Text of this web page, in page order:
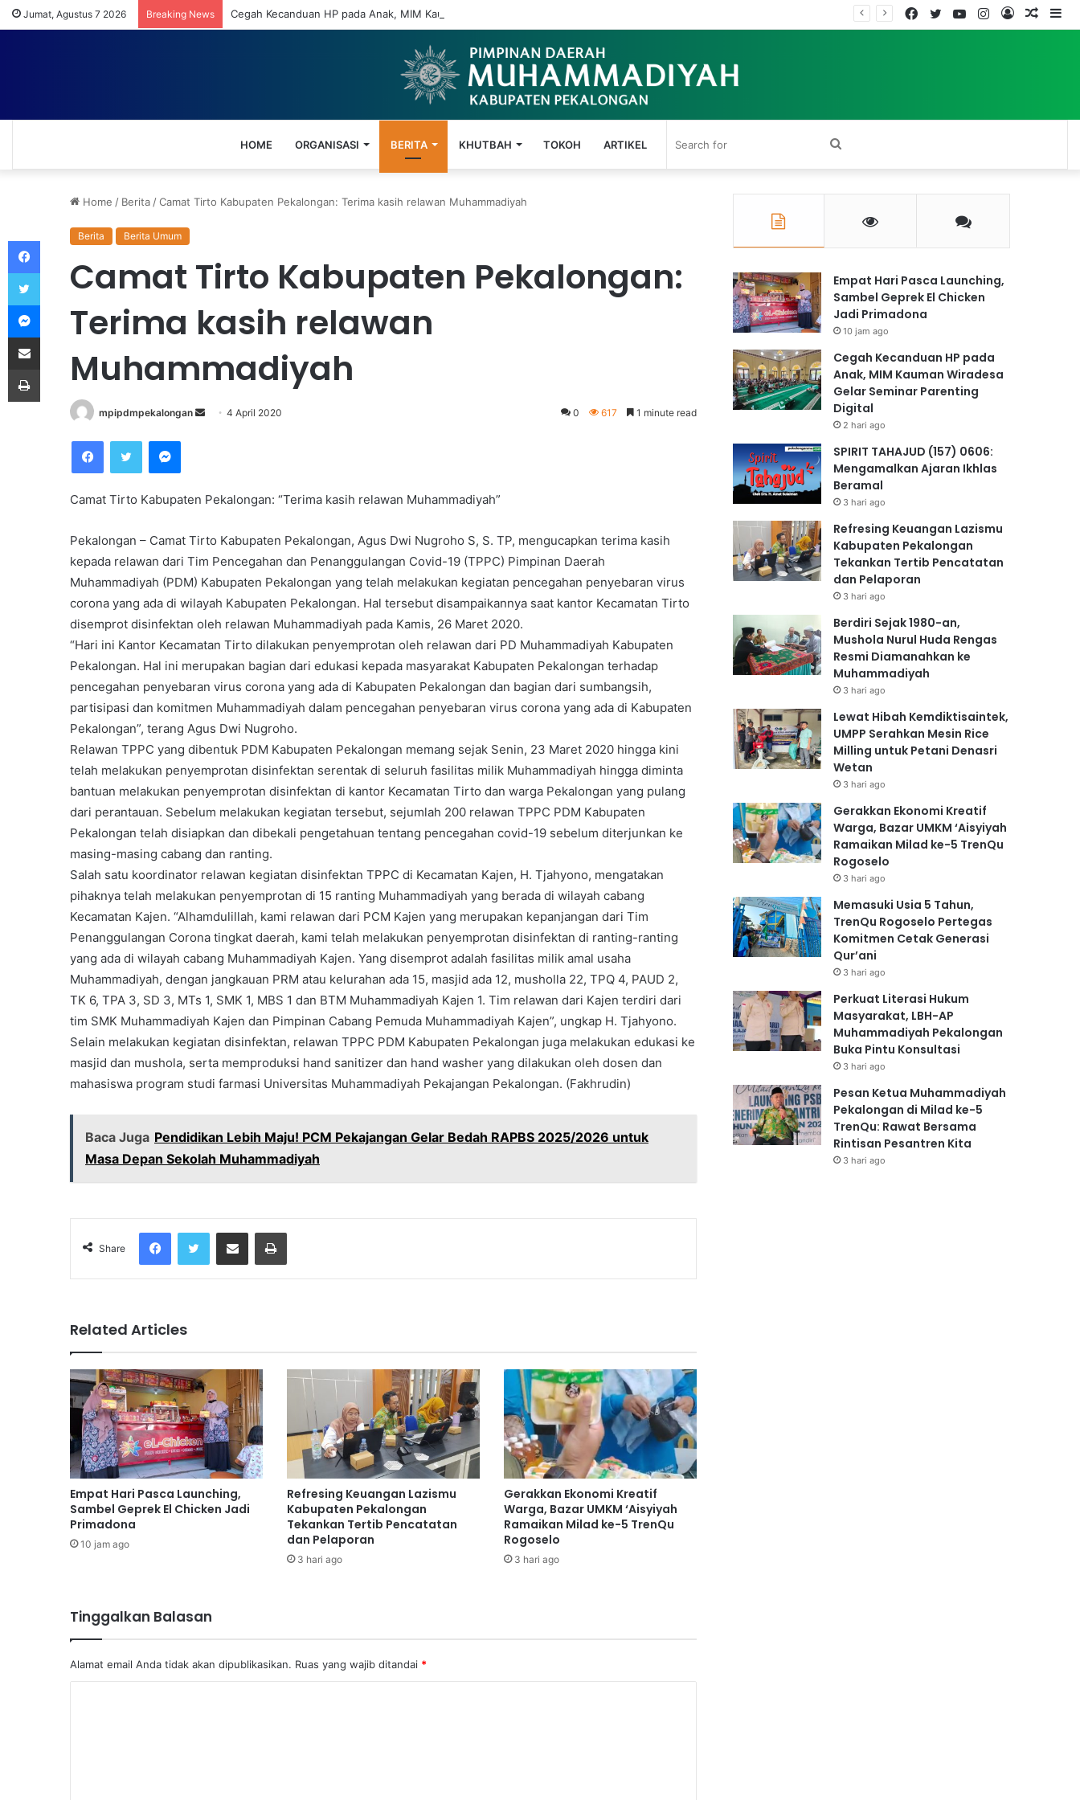
Jumat, Agustus 7 2026 Breaking News Cegah Kecanduan HP pada Anak, MIM Kauman Wiradesa Gelar Seminar Parenting Digital
Log
Instagram
YouTube
Twitter
Facebook
HOME ORGANISASI BERITA KHUTBAH TOKOH ARTIKEL Search
for
Home / Berita /Camat Tirto Kabupaten Pekalongan: Terima kasih relawan Muhammadiyah
Berita Berita Umum
Camat Tirto Kabupaten Pekalongan:
Terima kasih relawan
Muhammadiyah
mpipdmpekalongan
m
a
i
l
4 April 2020 0 617 1 minute read
Camat Tirto Kabupaten Pekalongan: “Terima kasih relawan Muhammadiyah”
Pekalongan – Camat Tirto Kabupaten Pekalongan, Agus Dwi Nugroho S, S. TP, mengucapkan terima kasih
kepada relawan dari Tim Pencegahan dan Penanggulangan Covid-19 (TPPC) Pimpinan Daerah
Muhammadiyah (PDM) Kabupaten Pekalongan yang telah melakukan kegiatan pencegahan penyebaran virus
corona yang ada di wilayah Kabupaten Pekalongan. Hal tersebut disampaikannya saat kantor Kecamatan Tirto
disemprot disinfektan oleh relawan Muhammadiyah pada Kamis, 26 Maret 2020.
“Hari ini Kantor Kecamatan Tirto dilakukan penyemprotan oleh relawan dari PD Muhammadiyah Kabupaten
Pekalongan. Hal ini merupakan bagian dari edukasi kepada masyarakat Kabupaten Pekalongan terhadap
pencegahan penyebaran virus corona yang ada di Kabupaten Pekalongan dan bagian dari sumbangsih,
partisipasi dan komitmen Muhammadiyah dalam pencegahan penyebaran virus corona yang ada di Kabupaten
Pekalongan”, terang Agus Dwi Nugroho.
Relawan TPPC yang dibentuk PDM Kabupaten Pekalongan memang sejak Senin, 23 Maret 2020 hingga kini
telah melakukan penyemprotan disinfektan serentak di seluruh fasilitas milik Muhammadiyah hingga diminta
bantuan melakukan penyemprotan disinfektan di kantor Kecamatan Tirto dan warga Pekalongan yang pulang
dari perantauan. Sebelum melakukan kegiatan tersebut, sejumlah 200 relawan TPPC PDM Kabupaten
Pekalongan telah disiapkan dan dibekali pengetahuan tentang pencegahan covid-19 sebelum diterjunkan ke
masing-masing cabang dan ranting.
Salah satu koordinator relawan kegiatan disinfektan TPPC di Kecamatan Kajen, H. Tjahyono, mengatakan
pihaknya telah melakukan penyemprotan di 15 ranting Muhammadiyah yang berada di wilayah cabang
Kecamatan Kajen. “Alhamdulillah, kami relawan dari PCM Kajen yang merupakan kepanjangan dari Tim
Penanggulangan Corona tingkat daerah, kami telah melakukan penyemprotan disinfektan di ranting-ranting
yang ada di wilayah cabang Muhammadiyah Kajen. Yang disemprot adalah fasilitas milik amal usaha
Muhammadiyah, dengan jangkauan PRM atau kelurahan ada 15, masjid ada 12, musholla 22, TPQ 4, PAUD 2,
TK 6, TPA 3, SD 3, MTs 1, SMK 1, MBS 1 dan BTM Muhammadiyah Kajen 1. Tim relawan dari Kajen terdiri dari
tim SMK Muhammadiyah Kajen dan Pimpinan Cabang Pemuda Muhammadiyah Kajen”, ungkap H. Tjahyono.
Selain melakukan kegiatan disinfektan, relawan TPPC PDM Kabupaten Pekalongan juga melakukan edukasi ke
masjid dan mushola, serta memproduksi hand sanitizer dan hand washer yang dilakukan oleh dosen dan
mahasiswa program studi farmasi Universitas Muhammadiyah Pekajangan Pekalongan. (Fakhrudin)
Baca Juga Pendidikan Lebih Maju! PCM Pekajangan Gelar Bedah RAPBS 2025/2026 untuk
Masa Depan Sekolah Muhammadiyah
Share
Related Articles
Empat Hari Pasca Launching,
Sambel Geprek El Chicken Jadi
Primadona
10 jam ago
Refresing Keuangan Lazismu
Kabupaten Pekalongan
Tekankan Tertib Pencatatan
dan Pelaporan
3 hari ago
Gerakkan Ekonomi Kreatif
Warga, Bazar UMKM ‘Aisyiyah
Ramaikan Milad ke-5 TrenQu
Rogoselo
3 hari ago
Tinggalkan Balasan
Alamat email Anda tidak akan dipublikasikan. Ruas yang wajib ditandai *
Empat Hari Pasca Launching,
Sambel Geprek El Chicken
Jadi Primadona
10 jam ago
Cegah Kecanduan HP pada
Anak, MIM Kauman Wiradesa
Gelar Seminar Parenting
Digital
2 hari ago
SPIRIT TAHAJUD (157) 0606:
Mengamalkan Ajaran Ikhlas
Beramal
3 hari ago
Refresing Keuangan Lazismu
Kabupaten Pekalongan
Tekankan Tertib Pencatatan
dan Pelaporan
3 hari ago
Berdiri Sejak 1980-an,
Mushola Nurul Huda Rengas
Resmi Diamanahkan ke
Muhammadiyah
3 hari ago
Lewat Hibah Kemdiktisaintek,
UMPP Serahkan Mesin Rice
Milling untuk Petani Denasri
Wetan
3 hari ago
Gerakkan Ekonomi Kreatif
Warga, Bazar UMKM ‘Aisyiyah
Ramaikan Milad ke-5 TrenQu
Rogoselo
3 hari ago
Memasuki Usia 5 Tahun,
TrenQu Rogoselo Pertegas
Komitmen Cetak Generasi
Qur’ani
3 hari ago
Perkuat Literasi Hukum
Masyarakat, LBH-AP
Muhammadiyah Pekalongan
Buka Pintu Konsultasi
3 hari ago
Pesan Ketua Muhammadiyah
Pekalongan di Milad ke-5
TrenQu: Rawat Bersama
Rintisan Pesantren Kita
3 hari ago
Facebook
Twitter